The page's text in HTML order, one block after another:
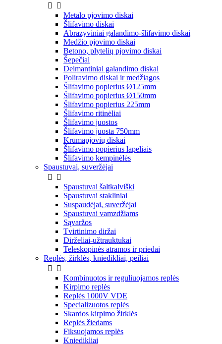


Metalo pjovimo diskai
Šlifavimo diskai
Abrazyviniai galandimo-šlifavimo diskai
Medžio pjovimo diskai
Betono, plytelių pjovimo diskai
Šepečiai
Deimantiniai galandimo diskai
Poliravimo diskai ir medžiagos
Šlifavimo popierius Ø125mm
Šlifavimo popierius Ø150mm
Šlifavimo popierius 225mm
Šlifavimo ritinėliai
Šlifavimo juostos
Šlifavimo juosta 750mm
Krūmapjovių diskai
Šlifavimo popierius lapeliais
Šlifavimo kempinėlės
Spaustuvai, suveržėjai


Spaustuvai šaltkalviški
Spaustuvai stakliniai
Suspaudėjai, suveržėjai
Spaustuvai vamzdžiams
Sąvaržos
Tvirtinimo diržai
Dirželiai-užtrauktukai
Teleskopinės atramos ir priedai
Replės, žirklės, kniedikliai, peiliai


Kombinuotos ir reguliuojamos replės
Kirpimo replės
Replės 1000V VDE
Specializuotos replės
Skardos kirpimo žirklės
Replės žiedams
Fiksuojamos replės
Kniedikliai